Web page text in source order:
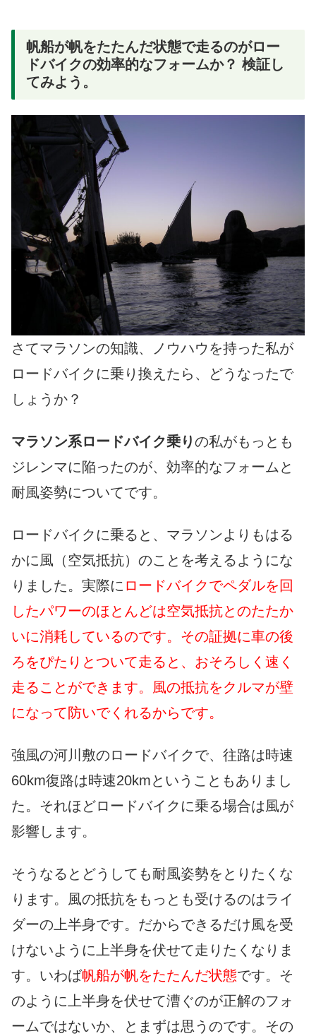
帆船が帆をたたんだ状態で走るのがロー
ドバイクの効率的なフォームか？ 検証し
てみよう。
さてマラソンの知識、ノウハウを持った私が
ロードバイクに乗り換えたら、どうなったで
しょうか？
マラソン系ロードバイク乗りの私がもっとも
ジレンマに陥ったのが、効率的なフォームと
耐風姿勢についてです。
ロードバイクに乗ると、マラソンよりもはる
かに風（空気抵抗）のことを考えるようにな
りました。実際に ロードバイクでペダルを回
したパワーのほとんどは空気抵抗とのたたか
いに消耗しているのです。その証拠に車の後
ろをぴたりとついて走ると、おそろしく速く
走ることができます。風の抵抗をクルマが壁
になって防いでくれるからです。
強風の河川敷のロードバイクで、往路は時速
60km復路は時速20kmということもありまし
た。それほどロードバイクに乗る場合は風が
影響します。
そうなるとどうしても耐風姿勢をとりたくな
ります。風の抵抗をもっとも受けるのはライ
ダーの上半身です。だからできるだけ風を受
けないように上半身を伏せて走りたくなりま
す。いわば帆船が帆をたたんだ状態です。そ
のように上半身を伏せて漕ぐのが正解のフォ
ームではないか、とまずは思うのです。その